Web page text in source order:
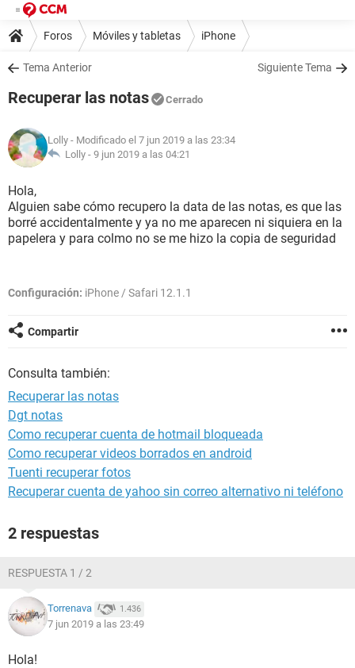
Foros Móviles y tabletas iPhone
Tema Anterior Siguiente Tema
Recuperar las notas Cerrado
Lolly - Modificado el 7 jun 2019 a las 23:34
Lolly - 9 jun 2019 a las 04:21
Hola,
Alguien sabe cómo recupero la data de las notas, es que las
borré accidentalmente y ya no me aparecen ni siquiera en la
papelera y para colmo no se me hizo la copia de seguridad
Configuración: iPhone / Safari 12.1.1
Compartir
Consulta también:
Recuperar las notas
Dgt notas
Como recuperar cuenta de hotmail bloqueada
Como recuperar videos borrados en android
Tuenti recuperar fotos
Recuperar cuenta de yahoo sin correo alternativo ni teléfono
2 respuestas
RESPUESTA 1 / 2
Torrenava 1.436
7 jun 2019 a las 23:49
Hola!